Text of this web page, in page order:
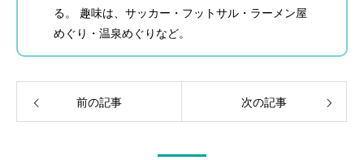
る。 趣味は、サッカー・フットサル・ラーメン屋
めぐり・温泉めぐりなど。
前の記事 次の記事